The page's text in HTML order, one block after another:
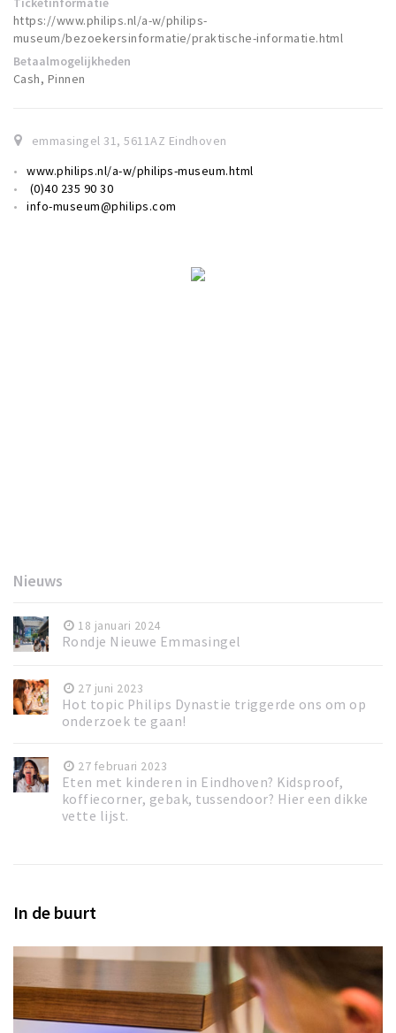
https://www.philips.nl/a-w/philips-
museum/bezoekersinformatie/praktische-informatie.html
Betaalmogelijkheden
Cash, Pinnen
emmasingel 31,5611AZ Eindhoven
www.philips.nl/a-w/philips-museum.html
(0)40 235 90 30
info-museum@philips.com
Nieuws
18 januari 2024
Rondje Nieuwe Emmasingel
27 juni 2023
Hot topic Philips Dynastie triggerde ons om op
onderzoek te gaan!
27 februari 2023
Eten met kinderen in Eindhoven? Kidsproof,
koffiecorner, gebak, tussendoor? Hier een dikke
vette lijst.
In de buurt